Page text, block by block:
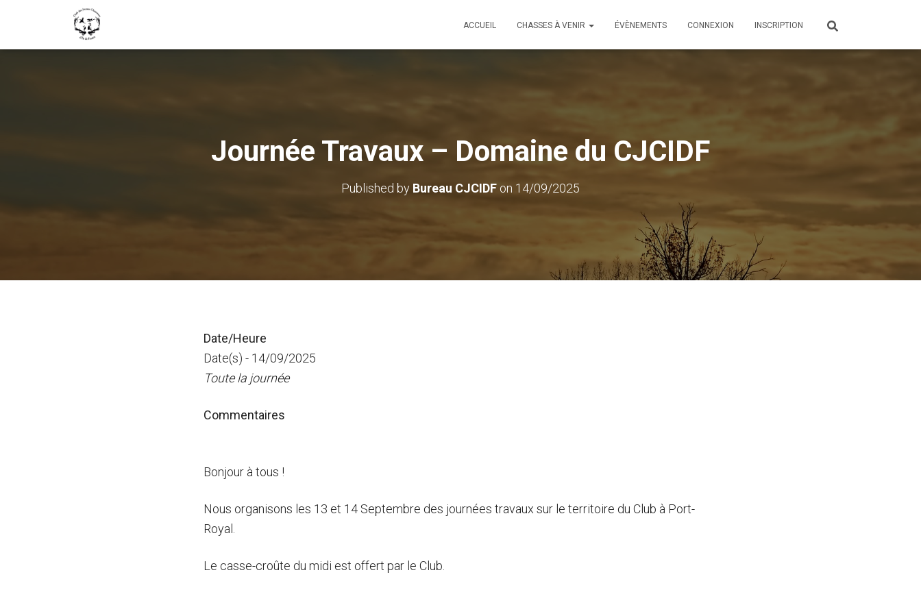
ACCUEIL CHASSES À VENIR ÉVÈNEMENTS CONNEXION INSCRIPTION
Journée Travaux – Domaine du CJCIDF
Published by Bureau CJCIDF on 14/09/2025
Date/Heure
Date(s) - 14/09/2025
Toute la journée
Commentaires
Bonjour à tous !
Nous organisons les 13 et 14 Septembre des journées travaux sur le territoire du Club à Port-
Royal.
Le casse-croûte du midi est offert par le Club.